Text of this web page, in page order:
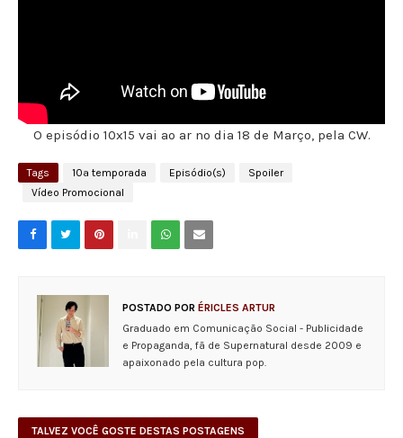
O episódio 10x15 vai ao ar no dia 18 de Março, pela CW.
Tags 10ª temporada Episódio(s)
Spoiler
Vídeo Promocional
POSTADO POR ÉRICLES ARTUR
Graduado em Comunicação Social - Publicidade
e Propaganda, fã de Supernatural desde 2009 e
apaixonado pela cultura pop.
TALVEZ VOCÊ GOSTE DESTAS POSTAGENS